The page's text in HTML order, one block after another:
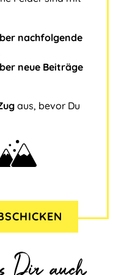
nachfolgende
neue Beiträge
aus, bevor Du
Dir auch